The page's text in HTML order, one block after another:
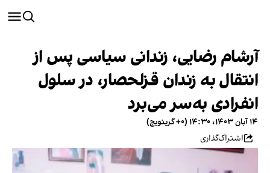
آرشام رضایی، زندانی سیاسی پس از
انتقال به زندان قزلحصار، در سلول
انفرادی به‌سر می‌برد
۱۴ آبان ۱۴۰۳، ۱۴:۳۰ (‎+۰ گرینویچ)
اشتراک‌گذاری